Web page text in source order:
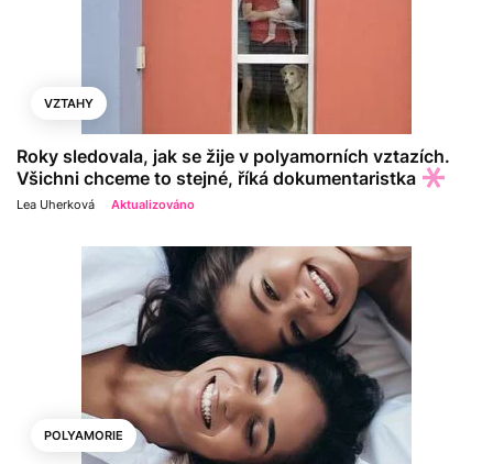
VZTAHY
Roky sledovala, jak se žije v polyamorních vztazích.
Všichni chceme to stejné, říká dokumentaristka
Lea Uherková Aktualizováno
POLYAMORIE